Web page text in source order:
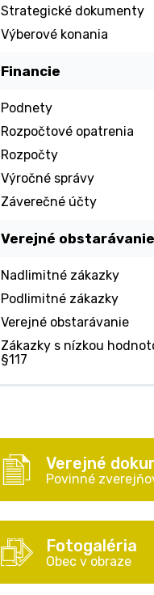
Strategické dokumenty
Výberové konania
Financie
Podnety
Rozpočtové opatrenia
Rozpočty
Výročné správy
Záverečné účty
Verejné obstarávanie
Nadlimitné zákazky
Podlimitné zákazky
Verejné obstarávanie
Zákazky s nízkou
§117
Verejné
Povinné
Fotogaléria
Obec v obraze